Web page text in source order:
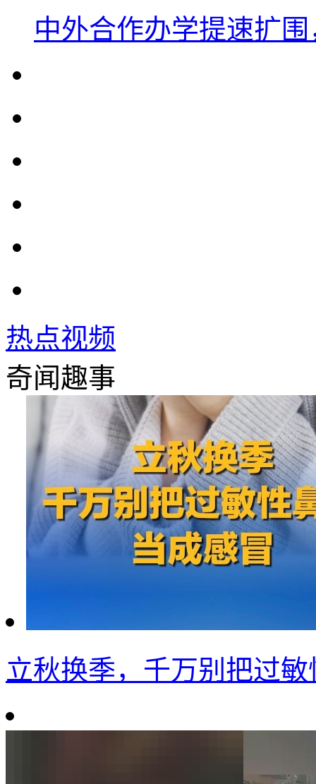
中外合作办学提速扩
热点视频
奇闻趣事
立秋换季，千万别把过